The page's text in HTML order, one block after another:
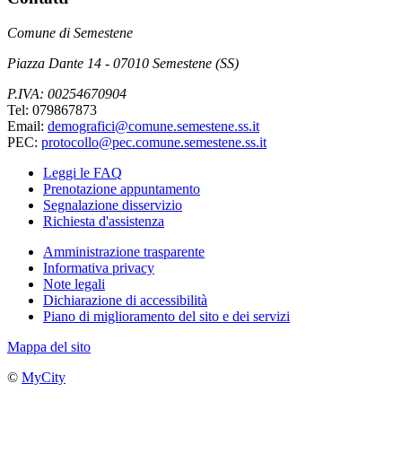
Comune di Semestene
Piazza Dante 14 - 07010 Semestene (SS)
P.IVA: 00254670904
Tel: 079867873
Email: demografici@comune.semestene.ss.it
PEC: protocollo@pec.comune.semestene.ss.it
Leggi le FAQ
Prenotazione appuntamento
Segnalazione disservizio
Richiesta d'assistenza
Amministrazione trasparente
Informativa privacy
Note legali
Dichiarazione di accessibilità
Piano di miglioramento del sito e dei servizi
Mappa del sito
© MyCity